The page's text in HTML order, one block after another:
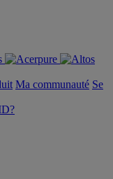
Ma communauté Se